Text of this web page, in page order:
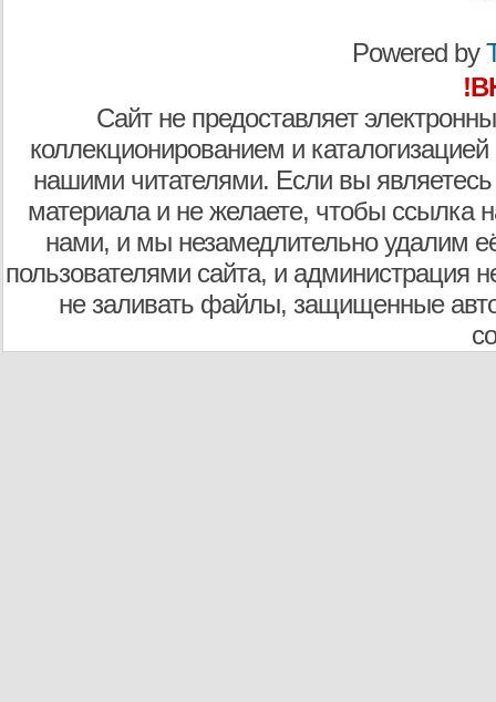
Powered by
Сайт не предоставляет
коллекционированием и
нашими читателями. Если вы являетесь
материала и не желаете, чтобы ссылка
нами, и мы незамедлительно удалим
пользователями сайта, и администрация
не заливать файлы, защищенные